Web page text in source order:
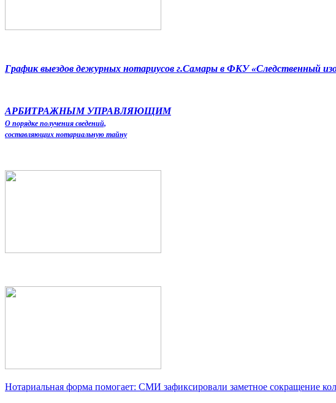
График выездов дежурных нотариусов г.Самары в ФКУ «Следственный
АРБИТРАЖНЫМ УПРАВЛЯЮЩИМ
О порядке получения сведений,
составляющих нотариальную тайну
Нотариальная форма помогает: СМИ зафиксировали заметное сокращение